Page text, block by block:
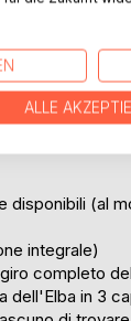
consta di
con
disponibili (al
integrale)
completo
dell'Elba in 3
ALLE